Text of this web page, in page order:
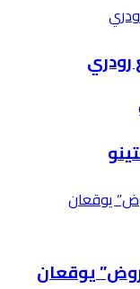
رودري
يوقعان